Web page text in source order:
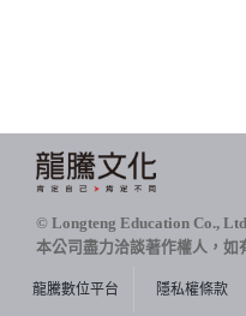
© Longteng Education Co.,
本公司盡力洽談著作權人，如
龍騰數位平台 隱私權條款